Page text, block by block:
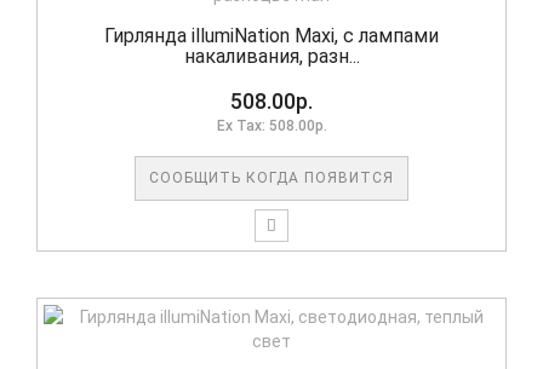
Гирлянда illumiNation Maxi, с лампами
накаливания, разн...
508.00р.
Ex Tax: 508.00р.
СООБЩИТЬ КОГДА ПОЯВИТСЯ